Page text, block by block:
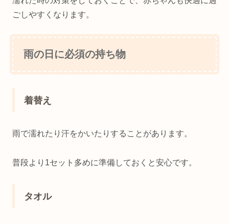
ごしやすくなります。
雨の日に必須の持ち物
着替え
雨で濡れたり汗をかいたりすることがあります。
普段より1セット多めに準備しておくと安心です。
タオル